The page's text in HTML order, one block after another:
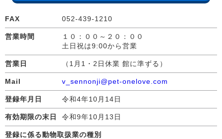
FAX 052-439-1210
営業時間
１０：００～２０：００
土日祝は9:00から営業
営業日 （1月1・2日休業 館に準ずる）
Mail v_sennonji@pet-onelove.com
登録年月日 令和4年10月14日
有効期限の末日 令和9年10月13日
登録に係る動物取扱業の種別